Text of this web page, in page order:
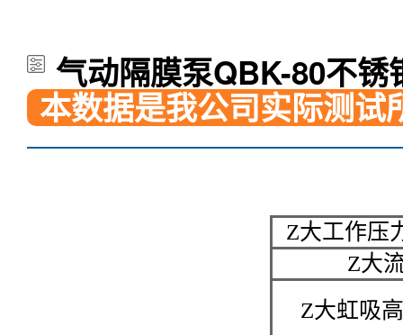
气动隔膜泵QBK-80不
本数据是我公司实际测
Z大工作压
Z大
Z大虹吸